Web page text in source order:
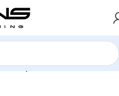
Komponenter